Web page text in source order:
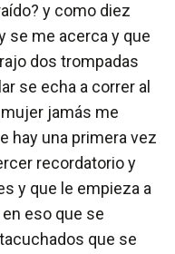
y como diez
se me acerca y que
dos trompadas
se echa a correr al
jamás me
hay una primera vez
recordatorio y
y que le empieza a
eso que se
que se